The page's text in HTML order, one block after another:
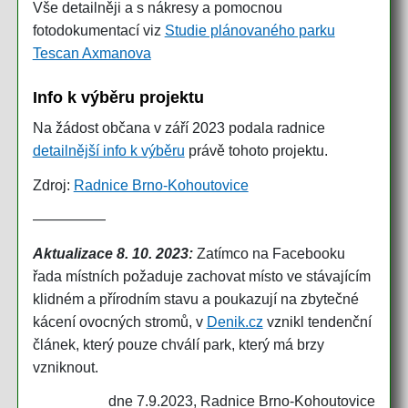
Vše detailněji a s nákresy a pomocnou
fotodokumentací viz Studie plánovaného parku
Tescan Axmanova
Info k výběru projektu
Na žádost občana v září 2023 podala radnice
detailnější info k výběru právě tohoto projektu.
Zdroj: Radnice Brno-Kohoutovice
—————
Aktualizace 8. 10. 2023:Zatímco na Facebooku
řada místních požaduje zachovat místo ve stávajícím
klidném a přírodním stavu a poukazují na zbytečné
kácení ovocných stromů, v Denik.cz vznikl tendenční
článek, který pouze chválí park, který má brzy
vzniknout.
dne 7.9.2023, Radnice Brno-Kohoutovice